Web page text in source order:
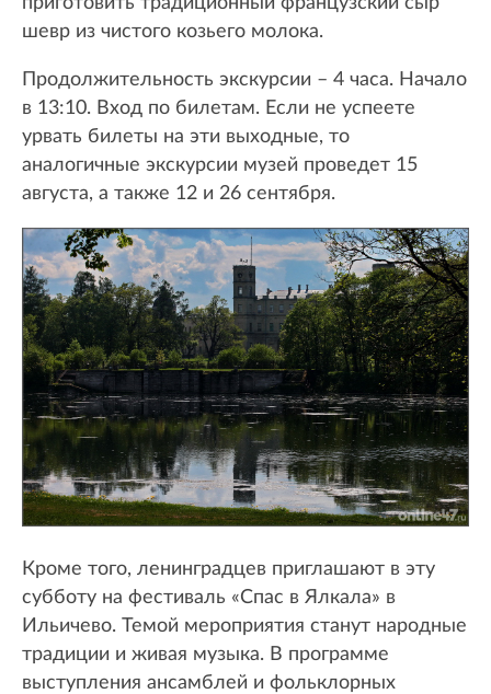
шевр из чистого козьего молока.
Продолжительность экскурсии – 4 часа. Начало
в 13:10. Вход по билетам. Если не успеете
урвать билеты на эти выходные, то
аналогичные экскурсии музей проведет 15
августа, а также 12 и 26 сентября.
Кроме того, ленинградцев приглашают в эту
субботу на фестиваль «Спас в Ялкала» в
Ильичево. Темой мероприятия станут народные
традиции и живая музыка. В программе
выступления ансамблей и фольклорных